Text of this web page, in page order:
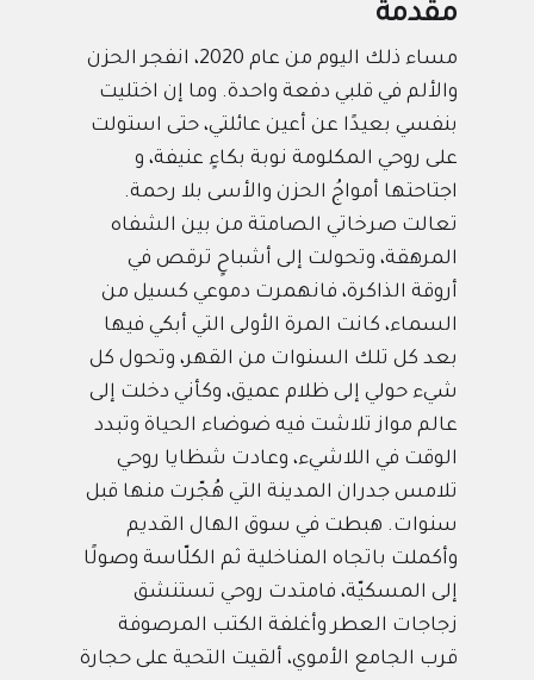
مقدمة
مساء ذلك اليوم من عام 2020، انفجر الحزن
والألم في قلبي دفعة واحدة. وما إن اختليت
بنفسي بعيدًا عن أعين عائلتي، حتى استولت
على روحي المكلومة نوبة بكاءٍ عنيفة، و
اجتاحتها أمواجُ الحزن والأسى بلا رحمة.
تعالت صرخاتي الصامتة من بين الشفاه
المرهقة، وتحولت إلى أشباحٍ ترقص في
أروقة الذاكرة، فانهمرت دموعي كسيل من
السماء، كانت المرة الأولى التي أبكي فيها
بعد كل تلك السنوات من القهر، وتحول كل
شيء حولي إلى ظلام عميق، وكأني دخلت إلى
عالم مواز تلاشت فيه ضوضاء الحياة وتبدد
الوقت في اللاشيء، وعادت شظايا روحي
تلامس جدران المدينة التي هُجّرت منها قبل
سنوات. هبطت في سوق الهال القديم
وأكملت باتجاه المناخلية ثم الكلّاسة وصولًا
إلى المسكيّة، فامتدت روحي تستنشق
زجاجات العطر وأغلفة الكتب المرصوفة
قرب الجامع الأموي، ألقيت التحية على حجارة